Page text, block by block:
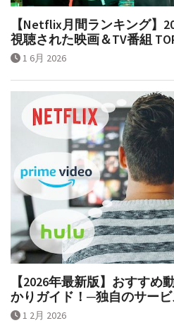
【Netflix月間ランキング】
視聴された映画＆TV番組
【2026年最新版】おすすめ
かりガイド！─独自のサービ